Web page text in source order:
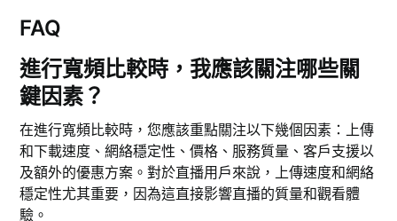
FAQ
進行寬頻比較時，我應該關注哪些關
鍵因素？
在進行寬頻比較時，您應該重點關注以下幾個因素：上傳
和下載速度、網絡穩定性、價格、服務質量、客戶支援以
及額外的優惠方案。對於直播用戶來說，上傳速度和網絡
穩定性尤其重要，因為這直接影響直播的質量和觀看體
驗。